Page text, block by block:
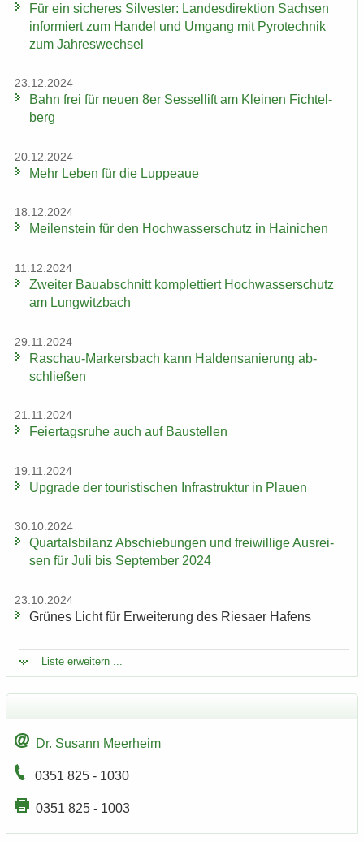
Für ein si­che­res Sil­ves­ter: Lan­des­di­rek­ti­on Sach­sen
in­for­miert zum Han­del und Um­gang mit Py­ro­tech­nik
zum Jah­res­wech­sel
23.12.2024
Bahn frei für neuen 8er Ses­sel­lift am Klei­nen Fich­tel­
berg
20.12.2024
Mehr Leben für die Lup­peaue
18.12.2024
Mei­len­stein für den Hoch­was­ser­schutz in Hai­ni­chen
11.12.2024
Zwei­ter Bau­ab­schnitt kom­plet­tiert Hoch­was­ser­schutz
am Lung­witz­bach
29.11.2024
Raschau-​Markersbach kann Hal­den­sa­nie­rung ab­
schlie­ßen
21.11.2024
Fei­er­tags­ru­he auch auf Bau­stel­len
19.11.2024
Up­grade der tou­ris­ti­schen In­fra­struk­tur in Plau­en
30.10.2024
Quar­tals­bi­lanz Ab­schie­bun­gen und frei­wil­li­ge Aus­rei­
sen für Juli bis Sep­tem­ber 2024
23.10.2024
Grü­nes Licht für Er­wei­te­rung des Rie­sa­er Ha­fens
Liste er­wei­tern ...
Dr. Su­sann Meer­heim
0351 825 - 1030
0351 825 - 1003